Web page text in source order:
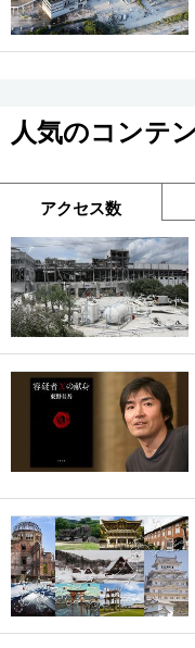
人気のコンテ
アクセス数